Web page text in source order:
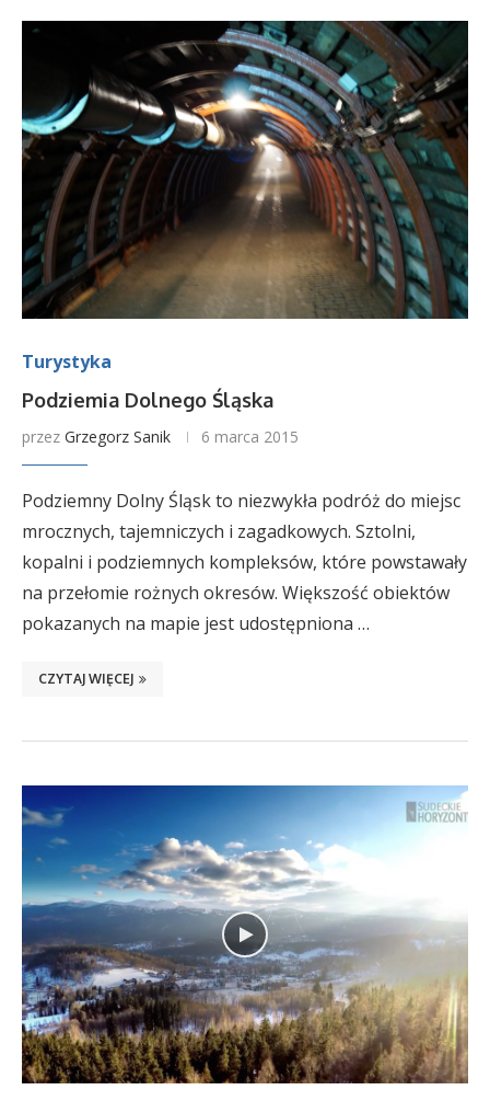
Turystyka
Podziemia Dolnego Śląska
przez Grzegorz Sanik 6 marca 2015
Podziemny Dolny Śląsk to niezwykła podróż do miejsc
mrocznych, tajemniczych i zagadkowych. Sztolni,
kopalni i podziemnych kompleksów, które powstawały
na przełomie rożnych okresów. Większość obiektów
pokazanych na mapie jest udostępniona …
CZYTAJ WIĘCEJ